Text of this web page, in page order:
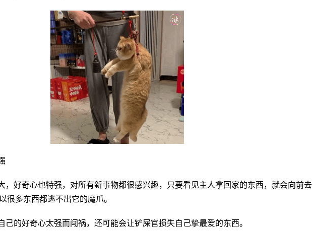
，好奇心也特强，对所有新事物都很感兴趣，只要看见主人拿回家的东西，就会向前去
很多东西都逃不出它的魔爪。
己的好奇心太强而闯祸，还可能会让铲屎官损失自己挚最爱的东西。